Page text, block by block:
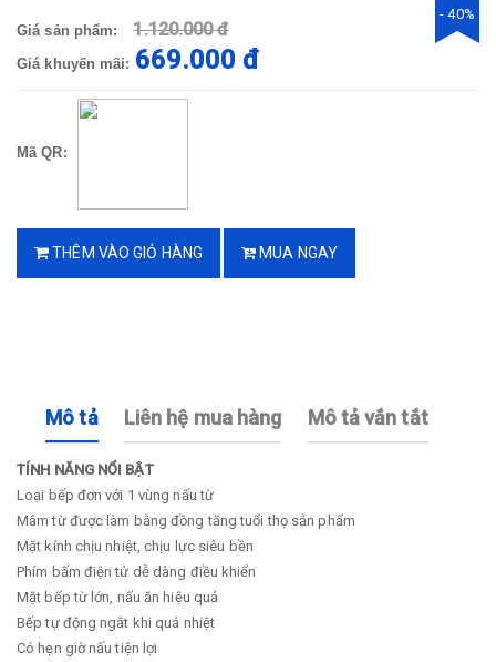
Giá sản phẩm: 1.120.000 đ
Giá khuyến mãi: 669.000 đ
- 40%
Mã QR:
THÊM VÀO GIỎ HÀNG MUA NGAY
Mô tả Liên hệ mua hàng Mô tả vắn tắt
TÍNH NĂNG NỔI BẬT
Loại bếp đơn với 1 vùng nấu từ
Mâm từ được làm bằng đồng tăng tuổi thọ sản phẩm
Mặt kính chịu nhiệt, chịu lực siêu bền
Phím bấm điện tử dễ dàng điều khiển
Mặt bếp từ lớn, nấu ăn hiệu quả
Bếp tự động ngắt khi quá nhiệt
Có hẹn giờ nấu tiện lợi